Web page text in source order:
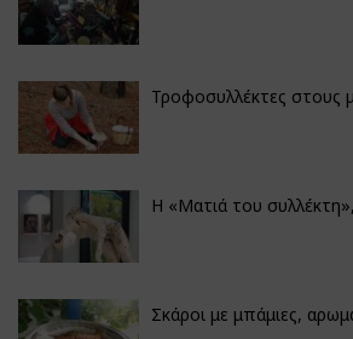
Τροφοσυλλέκτες στους
H «Ματιά του
Σκάροι με μπάμιες,